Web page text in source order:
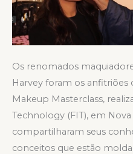
Os renomados
Harvey foram os anfitriões
Makeup Masterclass,
Technology (FIT), em
compartilharam seus
conceitos que estão
em
NY